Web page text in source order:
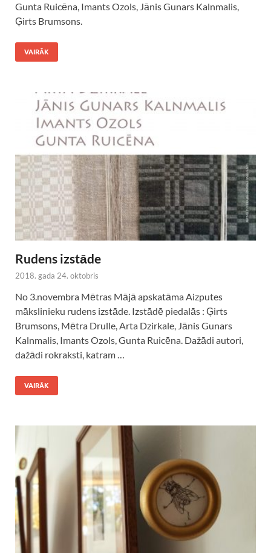
Gunta Ruicēna, Imants Ozols, Jānis Gunars Kalnmalis,
Ģirts Brumsons.
VAIRĀK
Rudens izstāde
2018. gada 24. oktobris
No 3.novembra Mētras Mājā apskatāma Aizputes
mākslinieku rudens izstāde. Izstādē piedalās : Ģirts
Brumsons, Mētra Drulle, Arta Dzirkale, Jānis Gunars
Kalnmalis, Imants Ozols, Gunta Ruicēna. Dažādi autori,
dažādi rokraksti, katram …
VAIRĀK